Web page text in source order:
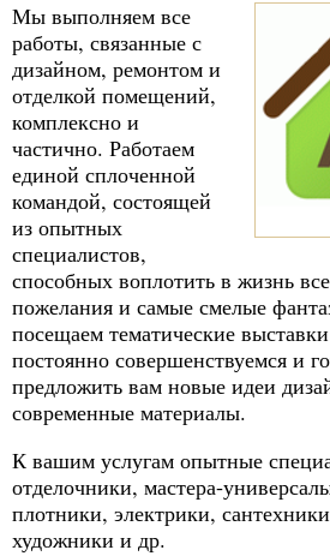
Мы выполняем все
работы, связанные с
дизайном, ремонтом и
отделкой помещений,
комплексно и
частично. Работаем
единой сплоченной
командой, состоящей
из опытных
специалистов,
способных воплотить в жизнь
пожелания и самые смелые
посещаем тематические
постоянно совершенствуемся и
предложить вам новые идеи
современные материалы.
К вашим услугам опытные
отделочники, мастера-
плотники, электрики,
художники и др.